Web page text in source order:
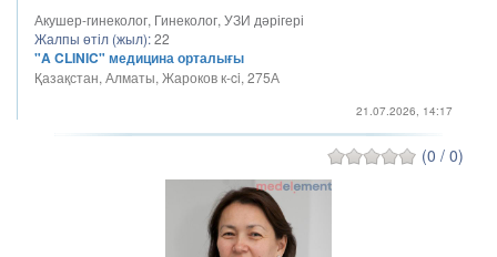
Акушер-гинеколог, Гинеколог, УЗИ дәрігері
Жалпы өтіл (жыл):22
"A CLINIC" медицина орталығы
Қазақстан, Алматы, Жароков к-ci, 275А
21.07.2026, 14:17
(0 / 0)